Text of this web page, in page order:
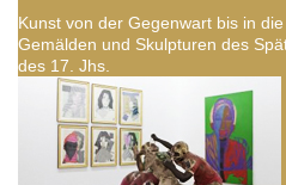
Kunst von der Gegenwart bis in
Gemälden und Skulpturen des
des 17. Jhs.